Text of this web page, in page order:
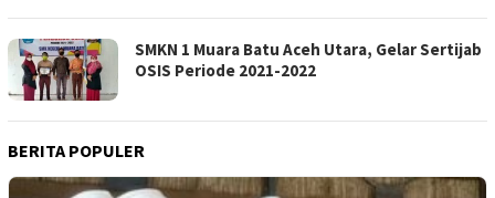
SMKN 1 Muara Batu Aceh Utara, Gelar Sertijab
OSIS Periode 2021-2022
BERITA POPULER